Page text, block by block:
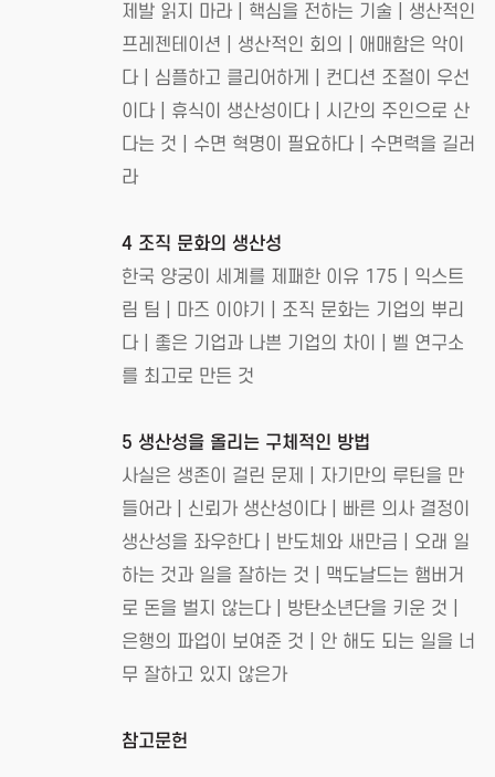
제발 읽지 마라 | 핵심을 전하는 기술 | 생산적인
프레젠테이션 | 생산적인 회의 | 애매함은 악이
다 | 심플하고 클리어하게 | 컨디션 조절이 우선
이다 | 휴식이 생산성이다 | 시간의 주인으로 산
다는 것 | 수면 혁명이 필요하다 | 수면력을 길러
라
4 조직 문화의 생산성
한국 양궁이 세계를 제패한 이유 175 | 익스트
림 팀 | 마즈 이야기 | 조직 문화는 기업의 뿌리
다 | 좋은 기업과 나쁜 기업의 차이 | 벨 연구소
를 최고로 만든 것
5 생산성을 올리는 구체적인 방법
사실은 생존이 걸린 문제 | 자기만의 루틴을 만
들어라 | 신뢰가 생산성이다 | 빠른 의사 결정이
생산성을 좌우한다 | 반도체와 새만금 | 오래 일
하는 것과 일을 잘하는 것 | 맥도날드는 햄버거
로 돈을 벌지 않는다 | 방탄소년단을 키운 것 |
은행의 파업이 보여준 것 | 안 해도 되는 일을 너
무 잘하고 있지 않은가
참고문헌